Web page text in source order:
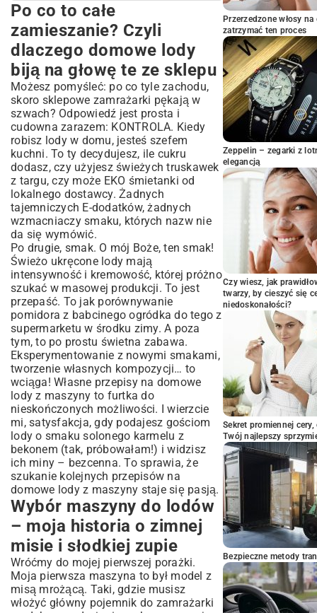
Po co to całe zamieszanie? Czyli
dlaczego domowe lody biją na głowę te
ze sklepu
Wybór maszyny do lodów – moja
historia o zimnej misie i słodkiej zupie
Sekret tkwi w prostocie: co wrzucić do
gara, by wyszło cudo?
Przepis-matka: baza, od której wszystko
się zaczyna
Składniki na start:
Jak to zrobić, krok po kroczku:
Klasyka zawsze w cenie. Czekolada,
wanilia i inne pewniaki
Gdy słońce praży, czyli owocowe
szaleństwo i sorbety
Lody dla każdego? Z maszyną to
możliwe! Wegańskie, bez cukru, dla
dzieci
Moje małe sekrety i triki, które uratują
każdy deser
Coś poszło nie tak? Najczęstsze pytania
i moje odpowiedzi
Teraz Twoja kolej na lodowe
eksperymenty!
Po co to całe
zamieszanie? Czyli
dlaczego domowe lody
biją na głowę te ze sklepu
Możesz pomyśleć: po co tyle zachodu,
skoro sklepowe zamrażarki pękają w
szwach? Odpowiedź jest prosta i
cudowna zarazem: KONTROLA. Kiedy
robisz lody w domu, jesteś szefem
kuchni. To ty decydujesz, ile cukru
dodasz, czy użyjesz świeżych truskawek
z targu, czy może EKO śmietanki od
lokalnego dostawcy. Żadnych
tajemniczych E-dodatków, żadnych
wzmacniaczy smaku, których nazw nie
da się wymówić.
Po drugie, smak. O mój Boże, ten smak!
Świeżo ukręcone lody mają
intensywność i kremowość, której próżno
szukać w masowej produkcji. To jest
przepaść. To jak porównywanie
pomidora z babcinego ogródka do tego z
supermarketu w środku zimy. A poza
tym, to po prostu świetna zabawa.
Eksperymentowanie z nowymi smakami,
tworzenie własnych kompozycji… to
wciąga! Własne przepisy na domowe
lody z maszyny to furtka do
nieskończonych możliwości. I wierzcie
mi, satysfakcja, gdy podajesz gościom
lody o smaku solonego karmelu z
bekonem (tak, próbowałam!) i widzisz
ich miny – bezcenna. To sprawia, że
szukanie kolejnych przepisów na
domowe lody z maszyny staje się pasją.
Wybór maszyny do lodów
– moja historia o zimnej
misie i słodkiej zupie
Wróćmy do mojej pierwszej porażki.
Moja pierwsza maszyna to był model z
misą mrożącą. Taki, gdzie musisz
włożyć główny pojemnik do zamrażarki
Przerzedzone włosy
zatrzymać ten proces
Zeppelin – zegarki z
elegancją
Czy wiesz, jak
twarzy, by cieszyć się
niedoskonałości?
Sekret promiennej
Twój najlepszy
Bezpieczne metody